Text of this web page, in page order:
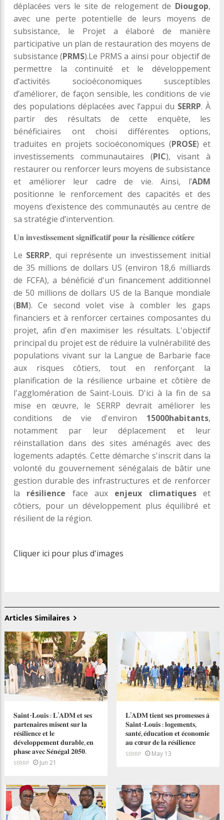
déplacées vers le site de relogement de Diougop,
avec une perte potentielle de leurs moyens de
subsistance, le Projet a élaboré de manière
participative un plan de restauration des moyens de
subsistance (PRMS).Le PRMS a ainsi pour objectif de
permettre la continuité et le développement
d’activités socioéconomiques susceptibles
d’améliorer, de façon sensible, les conditions de vie
des populations déplacées avec l’appui du SERRP. À
partir des résultats de cette enquête, les
bénéficiaires ont choisi différentes options,
traduites en projets socioéconomiques (PROSE) et
investissements communautaires (PIC), visant à
restaurer ou renforcer leurs moyens de subsistance
et améliorer leur cadre de vie. Ainsi, l’ADM
positionne le renforcement des capacités et des
moyens d’existence des communautés au centre de
sa stratégie d’intervention.
𝐔𝐧 𝐢𝐧𝐯𝐞𝐬𝐭𝐢𝐬𝐬𝐞𝐦𝐞𝐧𝐭 𝐬𝐢𝐠𝐧𝐢𝐟𝐢𝐜𝐚𝐭𝐢𝐟 𝐩𝐨𝐮𝐫 𝐥𝐚 𝐫𝐞𝐬𝐢𝐥𝐢𝐞𝐧𝐜𝐞 𝐜𝐨̂𝐭𝐢𝐞𝐫𝐞
Le SERRP, qui représente un investissement initial
de 35 millions de dollars US (environ 18,6 milliards
de FCFA), a bénéficié d'un financement additionnel
de 50 millions de dollars US de la Banque mondiale
(BM). Ce second volet vise à combler les gaps
financiers et à renforcer certaines composantes du
projet, afin d'en maximiser les résultats. L'objectif
principal du projet est de réduire la vulnérabilité des
populations vivant sur la Langue de Barbarie face
aux risques côtiers, tout en renforçant la
planification de la résilience urbaine et côtière de
l'agglomération de Saint-Louis. D'ici à la fin de sa
mise en œuvre, le SERRP devrait améliorer les
conditions de vie d'environ 15000habitants,
notamment par leur déplacement et leur
réinstallation dans des sites aménagés avec des
logements adaptés. Cette démarche s'inscrit dans la
volonté du gouvernement sénégalais de bâtir une
gestion durable des infrastructures et de renforcer
la résilience face aux enjeux climatiqueset
côtiers, pour un développement plus équilibré et
résilient de la région.
Cliquer ici pour plus d'images
Articles Similaires
𝐒𝐚𝐢𝐧𝐭-𝐋𝐨𝐮𝐢𝐬 : 𝐋’𝐀𝐃𝐌 𝐞𝐭 𝐬𝐞𝐬
𝐩𝐚𝐫𝐭𝐞𝐧𝐚𝐢𝐫𝐞𝐬 𝐦𝐢𝐬𝐞𝐧𝐭 𝐬𝐮𝐫 𝐥𝐚
𝐫𝐞́𝐬𝐢𝐥𝐢𝐞𝐧𝐜𝐞 𝐞𝐭 𝐥𝐞
𝐝𝐞́𝐯𝐞𝐥𝐨𝐩𝐩𝐞𝐦𝐞𝐧𝐭 𝐝𝐮𝐫𝐚𝐛𝐥𝐞, 𝐞𝐧
𝐩𝐡𝐚𝐬𝐞 𝐚𝐯𝐞𝐜 𝐒𝐞́𝐧𝐞́𝐠𝐚𝐥 𝟐𝟎𝟓𝟎.
SERRP Jun 21
𝐋’𝐀𝐃𝐌 𝐭𝐢𝐞𝐧𝐭 𝐬𝐞𝐬 𝐩𝐫𝐨𝐦𝐞𝐬𝐬𝐞𝐬 𝐚̀
𝐒𝐚𝐢𝐧𝐭-𝐋𝐨𝐮𝐢𝐬 : 𝐥𝐨𝐠𝐞𝐦𝐞𝐧𝐭𝐬,
𝐬𝐚𝐧𝐭𝐞́, 𝐞́𝐝𝐮𝐜𝐚𝐭𝐢𝐨𝐧 𝐞𝐭 𝐞́𝐜𝐨𝐧𝐨𝐦𝐢𝐞
𝐚𝐮 𝐜œ𝐮𝐫 𝐝𝐞 𝐥𝐚 𝐫𝐞́𝐬𝐢𝐥𝐢𝐞𝐧𝐜𝐞
SERRP May 13